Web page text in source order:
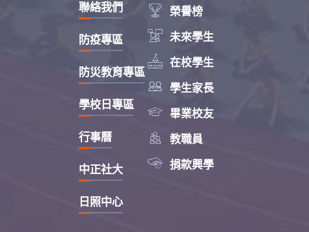
 榮譽榜
 未來學生
 在校學生
 學生家長
 畢業校友
 教職員
 捐款興學
聯絡我們
防疫專區
防災教育專區
學校日專區
行事曆
中正社大
日照中心